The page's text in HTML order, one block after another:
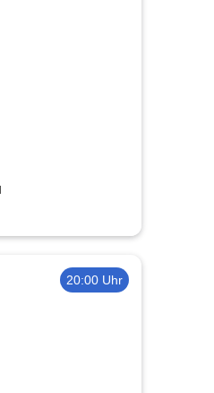
20:00 Uhr